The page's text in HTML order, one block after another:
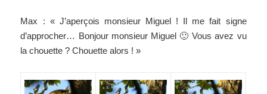
Max : « J’aperçois monsieur Miguel ! Il me fait signe
d’approcher… Bonjour monsieur Miguel 🙂 Vous avez vu
la chouette ? Chouette alors ! »